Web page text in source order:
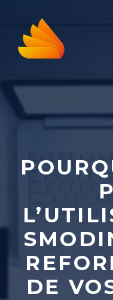
contenu
DE